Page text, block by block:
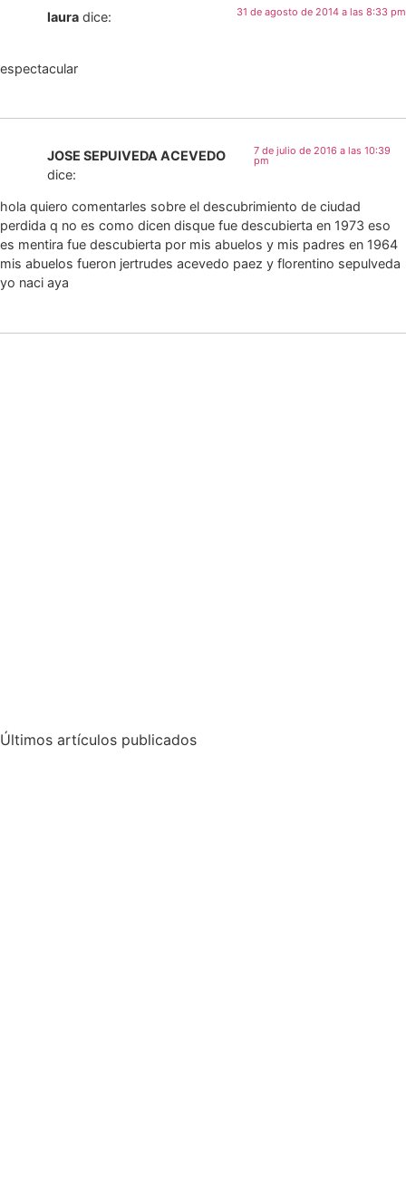
laura dice: 31 de agosto de 2014 a las 8:33 pm
espectacular
JOSE SEPUIVEDA ACEVEDO
dice:
7 de julio de 2016 a las 10:39
pm
hola quiero comentarles sobre el descubrimiento de ciudad
perdida q no es como dicen disque fue descubierta en 1973 eso
es mentira fue descubierta por mis abuelos y mis padres en 1964
mis abuelos fueron jertrudes acevedo paez y florentino sepulveda
yo naci aya
Últimos artículos publicados